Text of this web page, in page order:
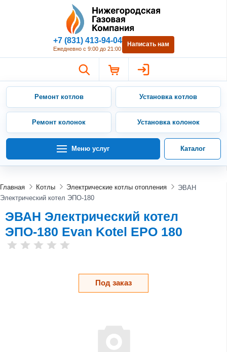
Нижегородская Газовая
+7 (831) 413-94-04
Ежедневно с 9:00 до 21:00
Написать нам
Ремонт котлов Установка котлов
Ремонт колонок Установка колонок
Меню услуг Каталог
Главная Котлы Электрические котлы отопления
ЭВАН
Электрический котел ЭПО-180
ЭВАН Электрический котел
ЭПО-180 Evan Kotel EPO 180
Под заказ